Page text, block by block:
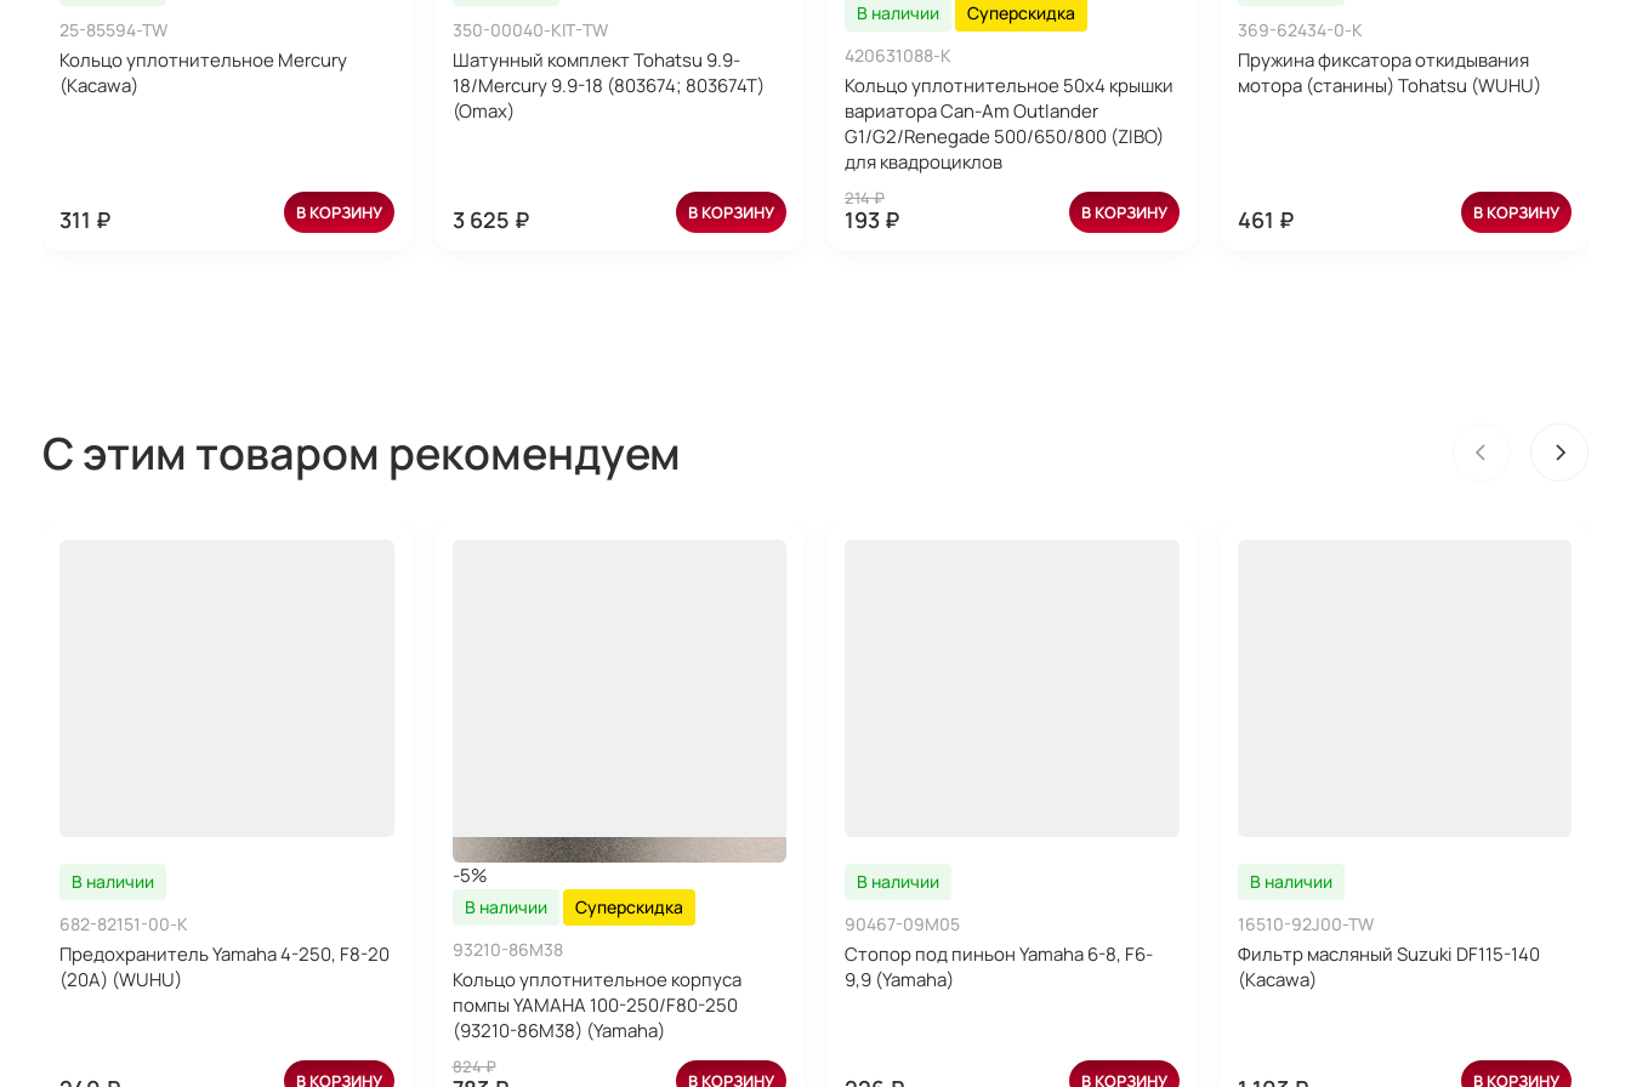
25-85594-TW
Кольцо уплотнительное Mercury
(Kacawa)
311 ₽ В КОРЗИНУ
350-00040-KIT-TW
Шатунный комплект Tohatsu 9.9-
18/Mercury 9.9-18 (803674; 803674T)
(Omax)
3 625 ₽ В КОРЗИНУ
В наличии
Суперскидка
420631088-K
Кольцо уплотнительное 50х4 крышки
вариатора Can-Am Outlander
G1/G2/Renegade 500/650/800 (ZIBO)
для квадроциклов
214 ₽
193 ₽ В КОРЗИНУ
369-62434-0-K
Пружина фиксатора откидывания
мотора (станины) Tohatsu (WUHU)
461 ₽ В КОРЗИНУ
С этим товаром рекомендуем
В наличии
682-82151-00-K
Предохранитель Yamaha 4-250, F8-20
(20A) (WUHU)
В КОРЗИНУ
-5%
В наличии
Суперскидка
93210-86M38
Кольцо уплотнительное корпуса
помпы YAMAHA 100-250/F80-250
(93210-86M38) (Yamaha)
824 ₽
В КОРЗИНУ
В наличии
90467-09M05
Стопор под пиньон Yamaha 6-8, F6-
9,9 (Yamaha)
В КОРЗИНУ
В наличии
16510-92J00-TW
Фильтр масляный Suzuki DF115-140
(Kacawa)
В КОРЗИНУ